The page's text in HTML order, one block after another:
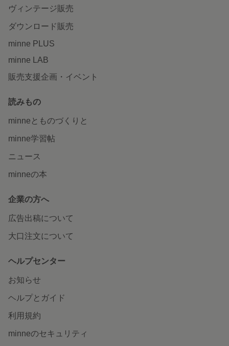
ヴィンテージ販売
ダウンロード販売
minne PLUS
minne LAB
販売支援企画・イベント
読みもの
minneとものづくりと
minne学習帖
ニュース
minneの本
企業の方へ
広告出稿について
大口注文について
ヘルプセンター
お知らせ
ヘルプとガイド
利用規約
minneのセキュリティ